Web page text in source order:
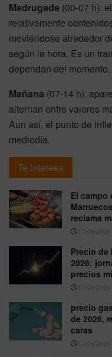
Madrugada (00-07 h):
relativamente
moviéndose alrededor
según la hora. Es un
dependan del momento.
Mañana (07-14 h):
alternan entre valores
Aun así, el punto de
mediodía.
Te interesa
El campo
reclama
07/08/2026
Precio de
2026:
precios
07/08/2026
precio
de 2026,
caras
07/08/2026